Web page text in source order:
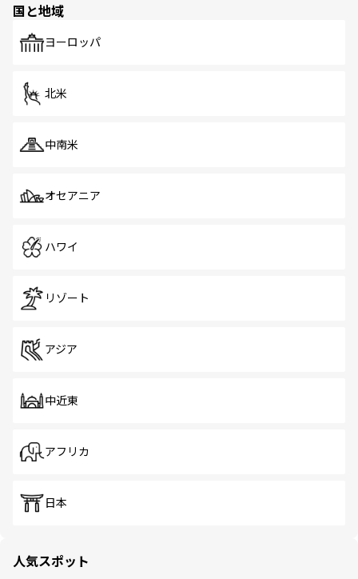
で、ホーカーズは地元の風情を楽しめる外せないスポット
国と地域
ヨーロッパ
北米
中南米
オセアニア
ハワイ
リゾート
アジア
中近東
アフリカ
日本
人気スポット